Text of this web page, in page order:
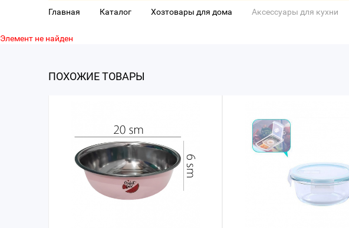
Главная Каталог Хозтовары для дома Аксессуары для кухни
Элемент не найден
ПОХОЖИЕ ТОВАРЫ